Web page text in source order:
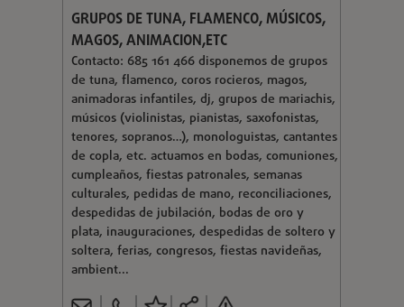
GRUPOS DE TUNA, FLAMENCO, MÚSICOS,
MAGOS, ANIMACION,ETC
Contacto: 685 161 466 disponemos de grupos
de tuna, flamenco, coros rocieros, magos,
animadoras infantiles, dj, grupos de mariachis,
músicos (violinistas, pianistas, saxofonistas,
tenores, sopranos…), monologuistas, cantantes
de copla, etc. actuamos en bodas, comuniones,
cumpleaños, fiestas patronales, semanas
culturales, pedidas de mano, reconciliaciones,
despedidas de jubilación, bodas de oro y
plata, inauguraciones, despedidas de soltero y
soltera, ferias, congresos, fiestas navideñas,
ambient...